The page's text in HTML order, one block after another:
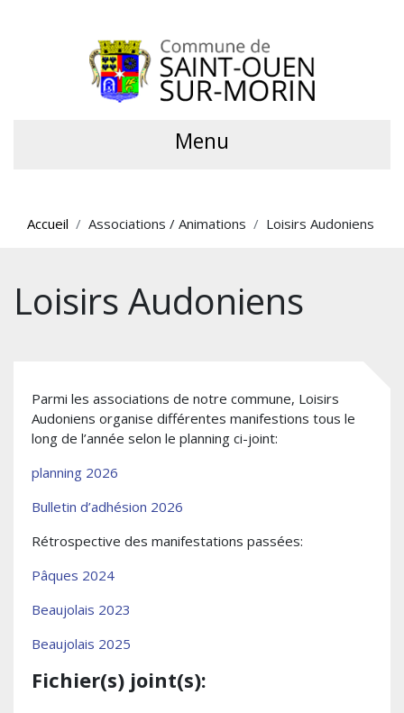
Menu
Accueil Associations / Animations Loisirs Audoniens
Loisirs Audoniens
Parmi les associations de notre commune, Loisirs
Audoniens organise différentes manifestions tous le
long de l’année selon le planning ci-joint:
planning 2026
Bulletin d’adhésion 2026
Rétrospective des manifestations passées:
Pâques 2024
Beaujolais 2023
Beaujolais 2025
Fichier(s) joint(s):